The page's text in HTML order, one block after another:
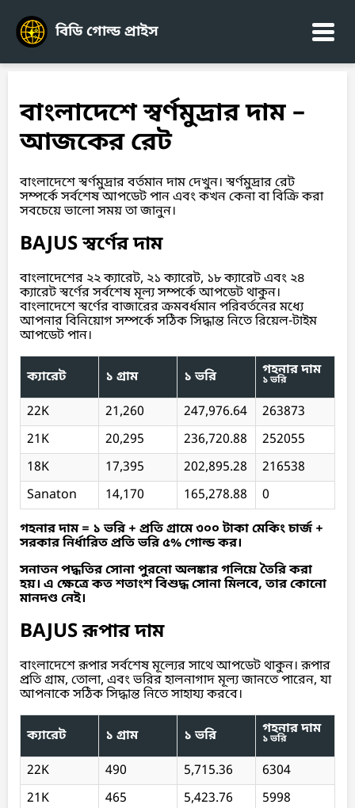
বিডি গোল্ড প্রাইস
বাংলাদেশে স্বর্ণমুদ্রার দাম –
আজকের রেট
বাংলাদেশে স্বর্ণমুদ্রার বর্তমান দাম দেখুন। স্বর্ণমুদ্রার রেট
সম্পর্কে সর্বশেষ আপডেট পান এবং কখন কেনা বা বিক্রি করা
সবচেয়ে ভালো সময় তা জানুন।
BAJUS স্বর্ণের দাম
বাংলাদেশের ২২ ক্যারেট, ২১ ক্যারেট, ১৮ ক্যারেট এবং ২৪
ক্যারেট স্বর্ণের সর্বশেষ মূল্য সম্পর্কে আপডেট থাকুন।
বাংলাদেশে স্বর্ণের বাজারের ক্রমবর্ধমান পরিবর্তনের মধ্যে
আপনার বিনিয়োগ সম্পর্কে সঠিক সিদ্ধান্ত নিতে রিয়েল-টাইম
আপডেট পান।
ক্যারেট ১ গ্রাম ১ ভরি গহনার দাম
১ ভরি
22K 21,260 247,976.64
263873
21K
20,295 236,720.88
252055
18K
17,395 202,895.28
216538
Sanaton
14,170 165,278.88
0
গহনার দাম = ১ ভরি + প্রতি গ্রামে ৩০০ টাকা মেকিং চার্জ +
সরকার নির্ধারিত প্রতি ভরি ৫% গোল্ড কর।
সনাতন পদ্ধতির সোনা পুরনো অলঙ্কার গলিয়ে তৈরি করা
হয়। এ ক্ষেত্রে কত শতাংশ বিশুদ্ধ সোনা মিলবে, তার কোনো
মানদণ্ড নেই।
BAJUS রূপার দাম
বাংলাদেশে রূপার সর্বশেষ মূল্যের সাথে আপডেট থাকুন। রূপার
প্রতি গ্রাম, তোলা, এবং ভরির হালনাগাদ মূল্য জানতে পারেন, যা
আপনাকে সঠিক সিদ্ধান্ত নিতে সাহায্য করবে।
ক্যারেট ১ গ্রাম ১ ভরি গহনার দাম
১ ভরি
22K 490 5,715.36
6304
21K
465 5,423.76
5998